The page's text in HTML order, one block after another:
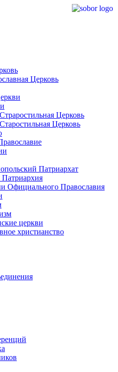
Церковь
Церковь
Церковь
Патриархат
Патриархия
Официального Православия
церкви
христианство